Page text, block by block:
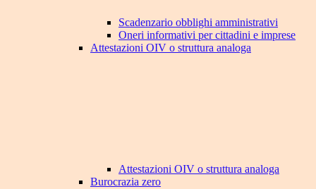
Scadenzario obblighi amministrativi
Oneri informativi per cittadini e imprese
Attestazioni OIV o struttura analoga
Attestazioni OIV o struttura analoga
Burocrazia zero